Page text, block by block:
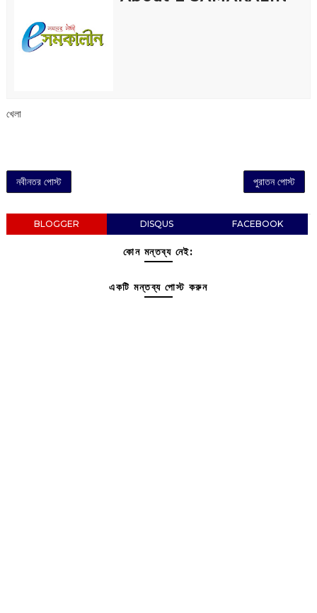
খেলা
নবীনতর পোস্ট পুরাতন পোস্ট
BLOGGER DISQUS FACEBOOK
কোন মন্তব্য নেই:
একটি মন্তব্য পোস্ট করুন